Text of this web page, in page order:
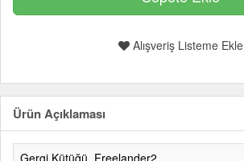
Alışveriş Listeme Ekle
Ürün Açıklaması
Gergi Kütüğü Freelander2